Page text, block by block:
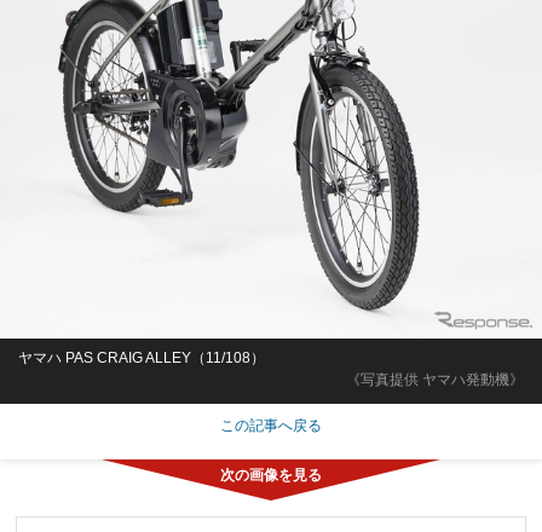
《写真提供 ヤマハ発動機》
ヤマハ PAS CRAIG ALLEY（11/108）
この記事へ戻る